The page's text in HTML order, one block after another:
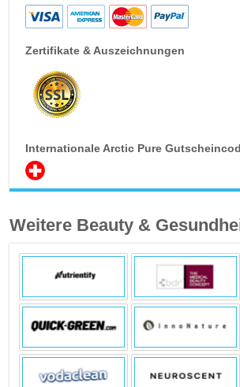
Zertifikate & Auszeichnungen
Internationale Arctic Pure
Weitere Beauty &